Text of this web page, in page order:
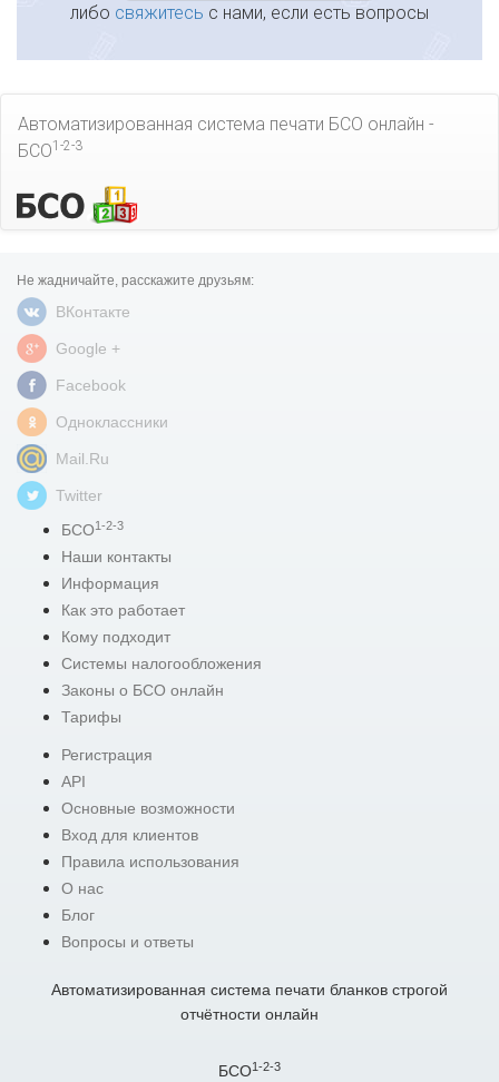
либо свяжитесь с нами, если есть вопросы
Автоматизированная система печати БСО онлайн -
БСО1-2-3
Не жадничайте, расскажите друзьям:
ВКонтакте
Google +
Facebook
Одноклассники
Mail.Ru
Twitter
БСО1-2-3
Наши контакты
Информация
Как это работает
Кому подходит
Системы налогообложения
Законы о БСО онлайн
Тарифы
Регистрация
API
Основные возможности
Вход для клиентов
Правила использования
О нас
Блог
Вопросы и ответы
Автоматизированная система печати бланков строгой
отчётности онлайн
БСО1-2-3